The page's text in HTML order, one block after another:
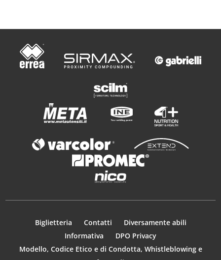
Biglietteria Contatti
Diversamente abili
Informativa
DPO Privacy
Modello, Codice Etico e di Condotta, Whistleblowing e